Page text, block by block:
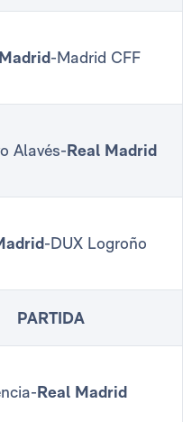
-Madrid CFF
Alavés-Real Madrid
-DUX Logroño
PARTIDA
Real Madrid